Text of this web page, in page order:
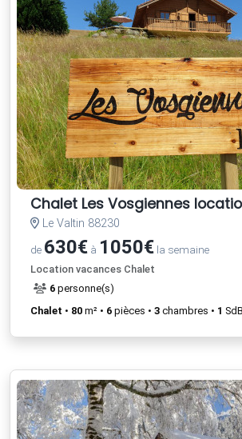
Chalet Les Vosgiennes
Le Valtin 88230
de 630€ à 1050€ la semaine
Location vacances Chalet
6 personne(s)
Chalet • 80 m² • 6 pièces • 3 chambres • 1 SdB